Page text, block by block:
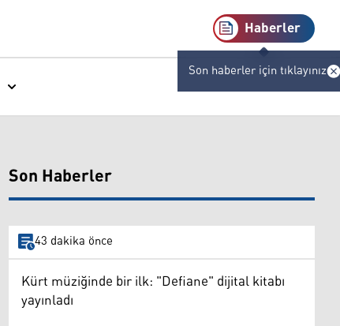
Haberler
Son haberler için tıklayınız
Son Haberler
43 dakika önce
Kürt müziğinde bir ilk: "Defiane" dijital kitabı
yayınladı